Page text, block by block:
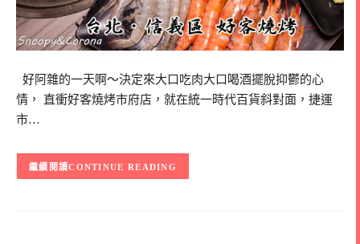
好阿雜的一天啊～決定來大口吃肉大口喝酒擺脫抑鬱的心
情， 直衝好客燒烤市府店，就在統一時代百貨斜對面，捷運
市…
CONTINUE READING